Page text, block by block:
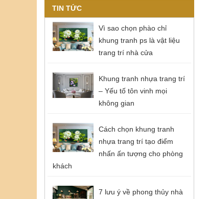
TIN TỨC
Vì sao chọn phào chỉ
khung tranh ps là vật liệu
trang trí nhà cửa
Khung tranh nhựa trang trí
– Yếu tố tôn vinh mọi
không gian
Cách chọn khung tranh
nhựa trang trí tạo điểm
nhấn ấn tượng cho phòng
khách
7 lưu ý về phong thủy nhà